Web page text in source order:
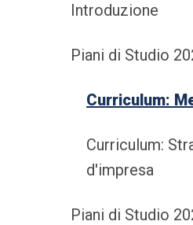
Introduzione
Piani di Studio
Curriculum:
Curriculum:
d'impresa
Piani di Studio